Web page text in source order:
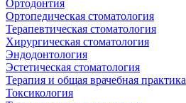
Ортодонтия
Ортопедическая стоматология
Терапевтическая стоматология
Хирургическая стоматология
Эндодонтология
Эстетическая стоматология
Терапия и общая врачебная практика
Токсикология